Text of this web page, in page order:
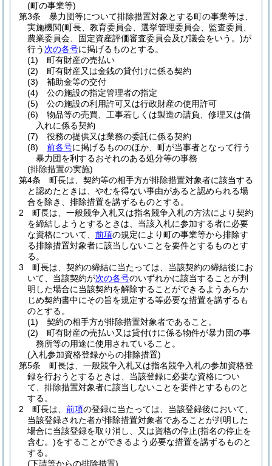
(町の事業等)
第3条
暴力団等について排除措置対象とする町の事業等は、
実施機関(町長、教育委員会、選挙管理委員会、監査委員、
農業委員会、固定資産評価審査委員会及び議会をいう。)が
行う 次の各号に掲げるものとする。
(1)
町有財産の売払い
(2)
町有財産又は金銭の貸付けに係る契約
(3)
補助金等の交付
(4)
公の施設の指定管理者の指定
(5)
公の施設の利用許可又は行政財産の使用許可
(6)
物品等の売買、工事若しくは製造の請負、修理又は借
入れに係る契約
(7)
役務の提供又は業務の委託に係る契約
(8)
前各号に掲げるもののほか、町が当事者となって行う
暴力団を利するおそれのある処分等の事務
(排除措置の実施)
第4条
町長は、契約等の相手方が排除措置対象者に該当する
と認めたときは、やむを得ない事由があると認められる場
合を除き、排除措置を講ずるものとする。
2
町長は、一般競争入札又は指名競争入札の方法により契約
を締結しようとするときは、当該入札に参加する者に必要
な資格について、 前項の規定により町の事業等から排除す
る排除措置対象者に該当しないことを要件とするものとす
る。
3
町長は、契約の締結に当たっては、当該契約の締結後にお
いて、当該契約が次の各号のいずれかに該当することが判
明した場合に当該契約を解除することができるようあらか
じめ契約書中にその旨を規定する等必要な措置を講ずるも
のとする。
(1)
契約の相手方が排除措置対象者であること。
(2)
町有財産の売払い又は貸付けに係る物件が暴力団の事
務所等の用途に使用されていること。
(入札参加資格登録からの排除措置)
第5条
町長は、一般競争入札又は指名競争入札の参加資格登
録を行おうとするときは、当該登録に必要な資格につい
て、排除措置対象者に該当しないことを要件とするものと
する。
2
町長は、 前項の登録に当たっては、当該登録後において、
当該登録された者が排除措置対象者であることが判明した
場合に当該登録を取り消し、又は資格の停止(指名の停止を
含む。)をすることができるよう必要な措置を講ずるものと
する。
(下請等からの排除措置)